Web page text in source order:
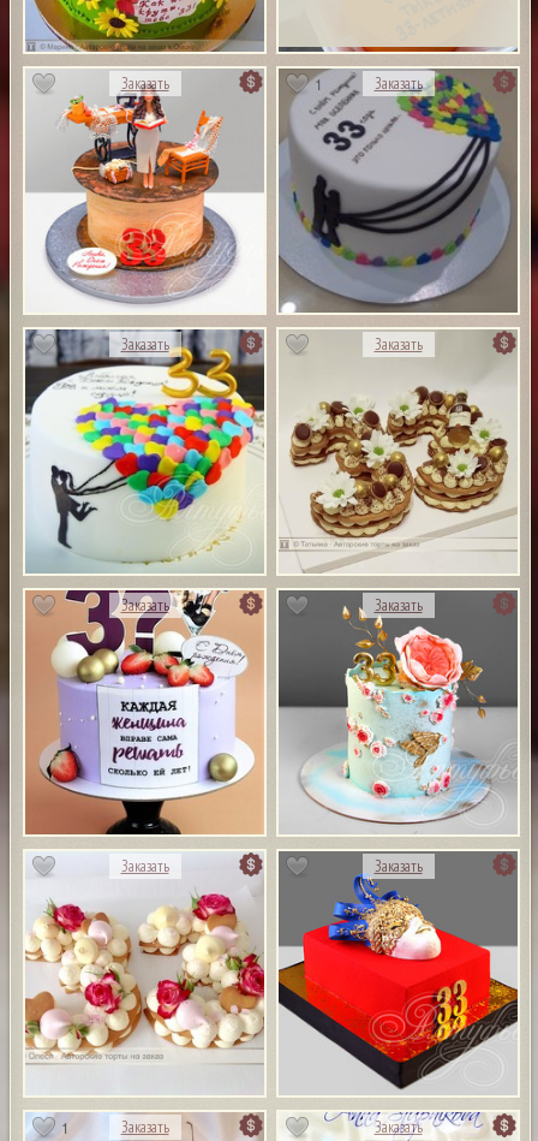
Заказать 1 Заказать
Заказать Заказать
Заказать Заказать
Заказать Заказать
1 Заказать Заказать